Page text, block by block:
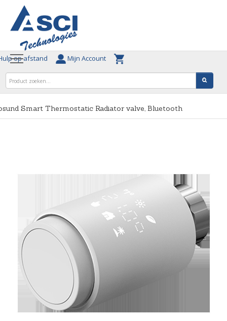
op afstand Mijn Account
Smart Thermostatic Radiator valve, Bluetooth